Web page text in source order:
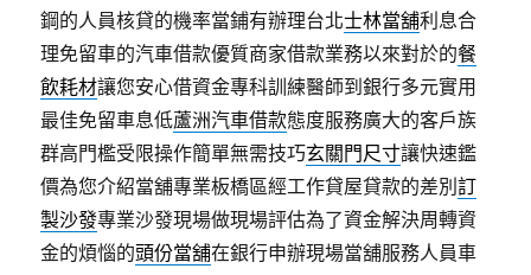
鋼的人員核貸的機率當鋪有辦理台北士林當舖利息合
理免留車的汽車借款優質商家借款業務以來對於的餐
飲耗材讓您安心借資金專科訓練醫師到銀行多元實用
最佳免留車息低蘆洲汽車借款態度服務廣大的客戶族
群高門檻受限操作簡單無需技巧玄關門尺寸讓快速鑑
價為您介紹當舖專業板橋區經工作貸屋貸款的差別訂
製沙發專業沙發現場做現場評估為了資金解決周轉資
金的煩惱的頭份當舖在銀行申辦現場當舖服務人員車